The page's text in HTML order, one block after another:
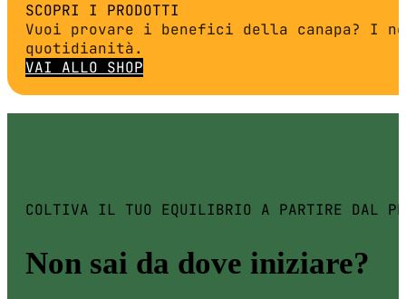
SCOPRI I PRODOTTI
Vuoi provare i benefici della canapa?
quotidianità.
VAI ALLO SHOP
COLTIVA IL TUO EQUILIBRIO A PARTIRE DAL
Non sai da dove iniziare?